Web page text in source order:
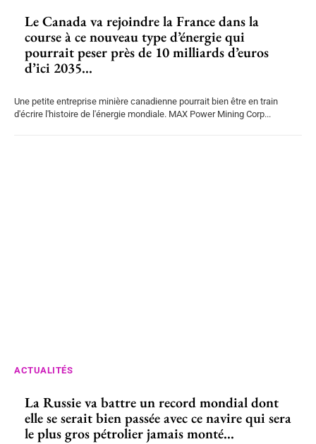
Le Canada va rejoindre la France dans la
course à ce nouveau type d’énergie qui
pourrait peser près de 10 milliards d’euros
d’ici 2035...
Une petite entreprise minière canadienne pourrait bien être en train
d'écrire l'histoire de l'énergie mondiale. MAX Power Mining Corp...
ACTUALITÉS
La Russie va battre un record mondial dont
elle se serait bien passée avec ce navire qui sera
le plus gros pétrolier jamais monté...